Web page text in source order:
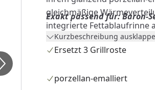
gleichmäßige
integrierte Fettablaufrinne
Entsorgung von
sichere Grillumgebung.
zusätzliches Kochgeschirr
Exakt passend für: Baron-
Kurzbeschreibung
Ersetzt 3 Grillroste
porzellan-emalliert